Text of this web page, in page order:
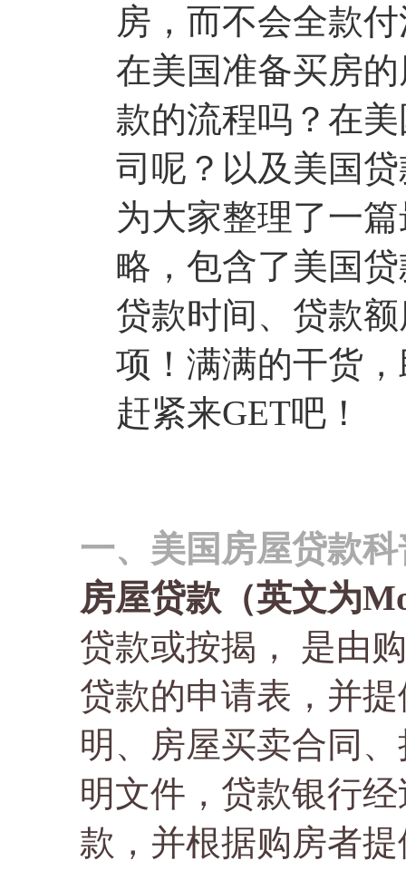
房，而不会全款
在美国准备买房
款的流程吗？在
司呢？以及美国
为大家整理了一
略，包含了美国
贷款时间、贷款
项！满满的干货
赶紧来GET吧！
一、美国房屋贷款科
房屋贷款（英文为
贷款或按揭， 是由
贷款的申请表，并
明、房屋买卖合同
明文件，贷款银行
款，并根据购房者